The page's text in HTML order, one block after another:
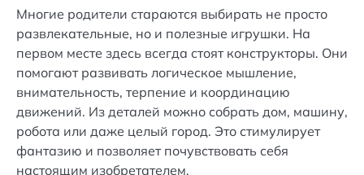
Многие родители стараются выбирать не просто
развлекательные, но и полезные игрушки. На
первом месте здесь всегда стоят конструкторы. Они
помогают развивать логическое мышление,
внимательность, терпение и координацию
движений. Из деталей можно собрать дом, машину,
робота или даже целый город. Это стимулирует
фантазию и позволяет почувствовать себя
настоящим изобретателем.